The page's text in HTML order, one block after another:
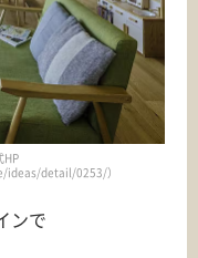
HP
ideas/detail/0253/）
ンで